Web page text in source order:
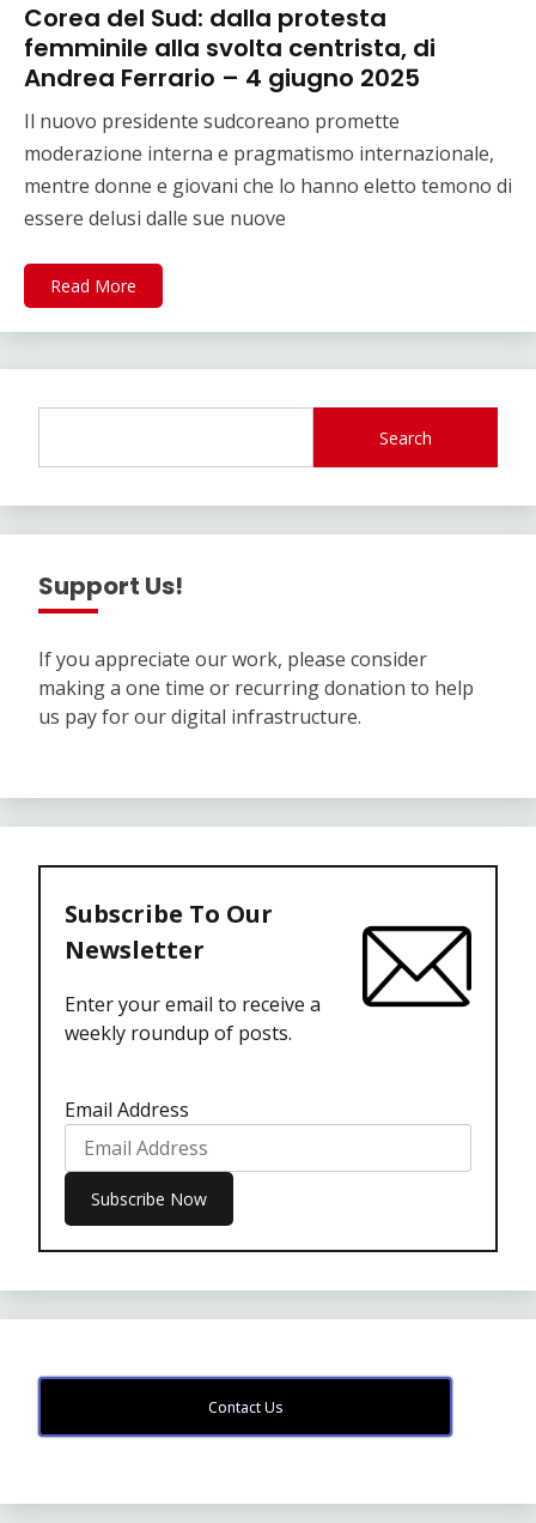
Corea del Sud: dalla protesta
femminile alla svolta centrista, di
Andrea Ferrario – 4 giugno 2025
Il nuovo presidente sudcoreano promette
moderazione interna e pragmatismo internazionale,
mentre donne e giovani che lo hanno eletto temono di
essere delusi dalle sue nuove
Read More
Search
Support Us!
If you appreciate our work, please consider
making a one time or recurring donation to help
us pay for our digital infrastructure.
Subscribe To Our
Newsletter
Enter your email to receive a
weekly roundup of posts.
Email Address
Contact Us